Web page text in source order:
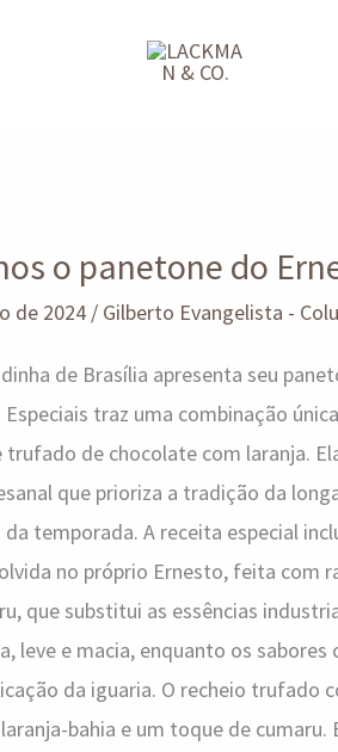
o panetone do
de 2024 / Gilberto Evangelista -
de Brasília apresenta seu
traz uma combinação
de chocolate com laranja.
que prioriza a tradição da
temporada. A receita especial
no próprio Ernesto, feita com
que substitui as essências
leve e macia, enquanto os
da iguaria. O recheio trufado
bahia e um toque de